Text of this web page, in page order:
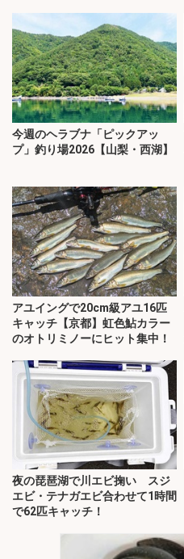
今週のヘラブナ「ピックアッ
プ」釣り場2026【山梨・西湖】
アユイングで20cm級アユ16匹
キャッチ【京都】虹色鮎カラー
のオトリミノーにヒット集中！
夜の琵琶湖で川エビ掬い スジ
エビ・テナガエビ合わせて1時間
で62匹キャッチ！